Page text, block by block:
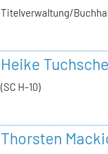
Titelverwaltung/
Heike
(SC H-10)
Thorsten